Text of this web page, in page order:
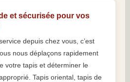
et sécurisée pour vos
depuis chez vous, c’est
nous déplaçons rapidement
votre tapis et déterminer le
Tapis oriental, tapis de